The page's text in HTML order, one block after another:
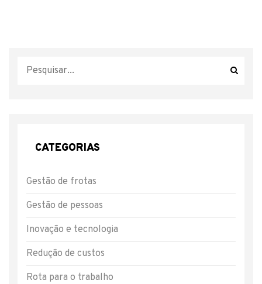
CATEGORIAS
Gestão de frotas
Gestão de pessoas
Inovação e tecnologia
Redução de custos
Rota para o trabalho